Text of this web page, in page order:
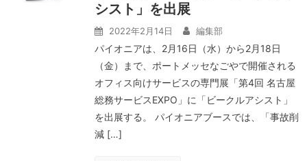
シスト」を出展
2022年2月14日 編集部
パイオニアは、2月16日（水）から2月18日
（金）まで、ポートメッセなごやで開催される
オフィス向けサービスの専門展「第4回 名古屋
総務サービスEXPO」に「ビークルアシスト」
を出展する。 パイオニアブースでは、「事故削
減 […]